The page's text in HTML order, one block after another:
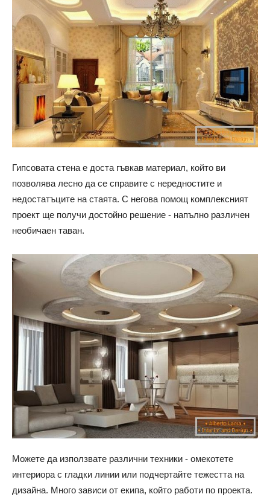
Гипсовата стена е доста гъвкав материал, който ви
позволява лесно да се справите с нередностите и
недостатъците на стаята. С негова помощ комплексният
проект ще получи достойно решение - напълно различен
необичаен таван.
Можете да използвате различни техники - омекотете
интериора с гладки линии или подчертайте тежестта на
дизайна. Много зависи от екипа, който работи по проекта.